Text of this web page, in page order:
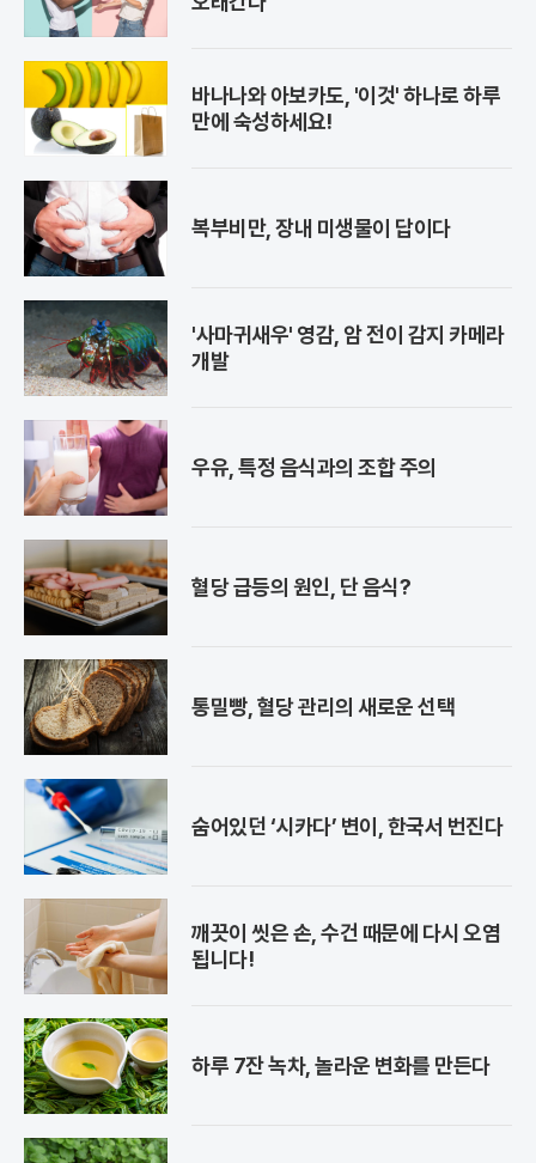
바나나와 아보카도, '이것' 하나로 하루
만에 숙성하세요!
복부비만, 장내 미생물이 답이다
'사마귀새우' 영감, 암 전이 감지 카메라
개발
우유, 특정 음식과의 조합 주의
혈당 급등의 원인, 단 음식?
통밀빵, 혈당 관리의 새로운 선택
숨어있던 ‘시카다’ 변이, 한국서 번진다
깨끗이 씻은 손, 수건 때문에 다시 오염
됩니다!
하루 7잔 녹차, 놀라운 변화를 만든다